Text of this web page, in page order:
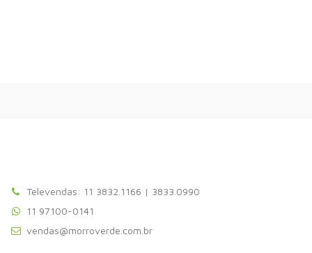
Televendas: 11 3832.1166 | 3833.0990
11 97100-0141
vendas@morroverde.com.br